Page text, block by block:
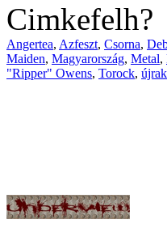
Cimkefelh?
Angertea, Azfeszt, Csorna,
Maiden, Magyarország, Metal,
"Ripper" Owens, Torock,